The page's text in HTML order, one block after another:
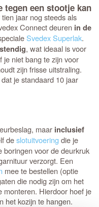
tegen een stootje kan
jaar nog steeds als
Connect deuren in de
Svedex Superlak.
, wat ideaal is voor
je niet bang te zijn voor
zijn frisse uitstraling.
je standaard 10 jaar
maar inclusief
deslotuitvoeringdie je
boringen voor de deurkruk
verzorgt. Een
mee te bestellen (optie
die nodig zijn om het
monteren. Hierdoor hoef je
het kozijn te hangen.